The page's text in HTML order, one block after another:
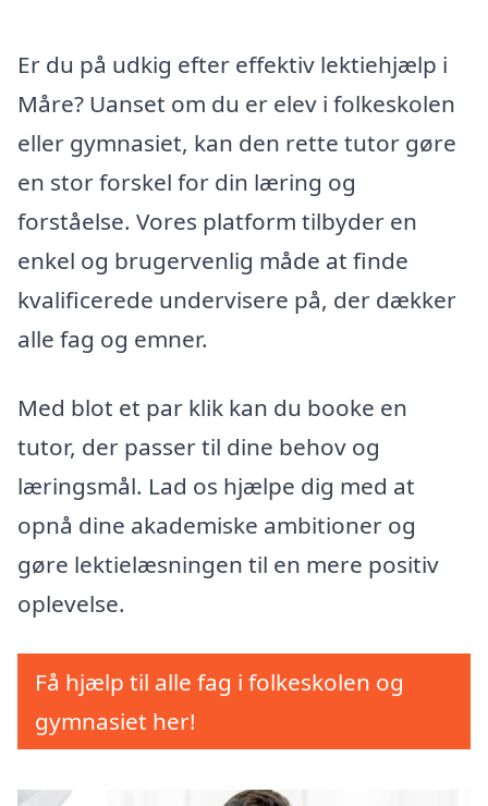
Er du på udkig efter effektiv lektiehjælp i
Måre? Uanset om du er elev i folkeskolen
eller gymnasiet, kan den rette tutor gøre
en stor forskel for din læring og
forståelse. Vores platform tilbyder en
enkel og brugervenlig måde at finde
kvalificerede undervisere på, der dækker
alle fag og emner.
Med blot et par klik kan du booke en
tutor, der passer til dine behov og
læringsmål. Lad os hjælpe dig med at
opnå dine akademiske ambitioner og
gøre lektielæsningen til en mere positiv
oplevelse.
Få hjælp til alle fag i folkeskolen og
gymnasiet her!